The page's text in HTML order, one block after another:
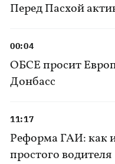
Перед Пасхой
ОБСЕ просит
Донбасс
00:04
Реформа ГАИ: как
простого водителя
11:17